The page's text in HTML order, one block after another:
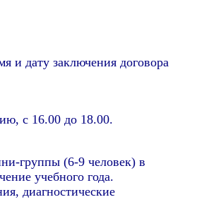
и дату заключения договора
с 16.00 до 18.00.
группы (6-9 человек) в
учебного года.
диагностические